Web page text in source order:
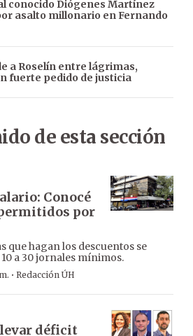
conocido Diógenes Martínez
asalto millonario en Fernando
a Roselín entre lágrimas,
fuerte pedido de justicia
de esta sección
Conocé
por
que hagan los descuentos se
a 30 jornales mínimos.
· Redacción ÚH
déficit